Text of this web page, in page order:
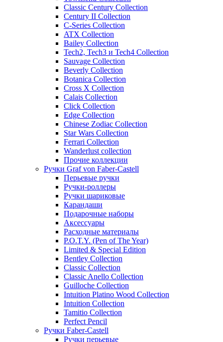
Classic Century Collection
Century II Collection
C-Series Collection
ATX Collection
Bailey Collection
Tech2, Tech3 и Tech4 Collection
Sauvage Collection
Beverly Collection
Botanica Collection
Cross X Collection
Calais Collection
Click Collection
Edge Collection
Chinese Zodiac Collection
Star Wars Collection
Ferrari Collection
Wanderlust collection
Прочие коллекции
Ручки Graf von Faber-Castell
Перьевые ручки
Ручки-роллеры
Ручки шариковые
Карандаши
Подарочные наборы
Аксессуары
Расходные материалы
P.O.T.Y. (Pen of The Year)
Limited & Special Edition
Bentley Collection
Classic Collection
Classic Anello Collection
Guilloche Collection
Intuition Platino Wood Collection
Intuition Collection
Tamitio Collection
Perfect Pencil
Ручки Faber-Castell
Ручки перьевые